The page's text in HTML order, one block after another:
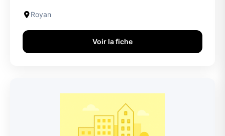
Royan
Voir la fiche